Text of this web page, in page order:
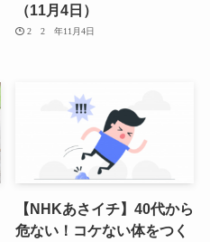
（11月4日）
2020年11月4日
【NHKあさイチ】40代から
危ない！コケない体をつく